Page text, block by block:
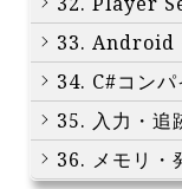
33. Android
34. C#コン
35. 入力・追
36. メモリ・